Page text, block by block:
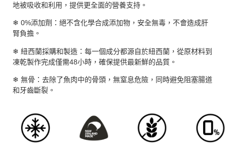
地被吸收和利用，提供更全面的營養支持。
❄ 0%添加劑：絕不含化學合成添加物，安全無毒，不會造成肝
腎負擔。
❄ 紐西蘭採購和製造：每一個成分都源自於紐西蘭，從原材料到
凍乾製作完成僅需48小時，確保提供最新鮮的品質。
❄ 無骨：去除了魚肉中的骨頭，無窒息危險，同時避免阻塞腸道
和牙齒斷裂。